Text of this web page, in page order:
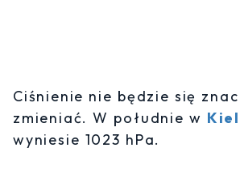
Ciśnienie nie będzie się
zmieniać. W południe w
wyniesie 1023 hPa.